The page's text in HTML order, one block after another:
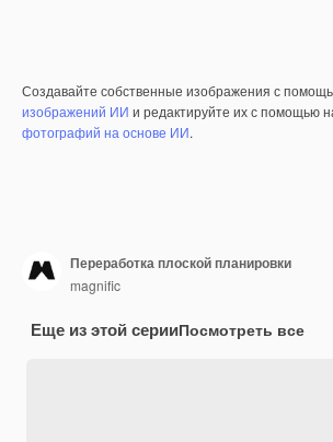
Создавайте собственные изображения с
изображений ИИ и редактируйте их с помощью
фотографий на основе ИИ.
Переработка плоской планировки
magnific
Еще из этой серииПосмотреть все